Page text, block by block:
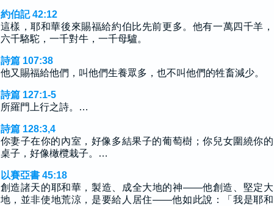
約伯記 42:12
這樣，耶和華後來賜福給約伯比先前更多。他有一萬四千羊，
六千駱駝，一千對牛，一千母驢。
詩篇 107:38
他又賜福給他們，叫他們生養眾多，也不叫他們的牲畜減少。
詩篇 127:1-5
所羅門上行之詩。…
詩篇 128:3,4
你妻子在你的內室，好像多結果子的葡萄樹；你兒女圍繞你的
桌子，好像橄欖栽子。…
以賽亞書 45:18
創造諸天的耶和華，製造、成全大地的神——他創造、堅定大
地，並非使地荒涼，是要給人居住——他如此說：「我是耶和